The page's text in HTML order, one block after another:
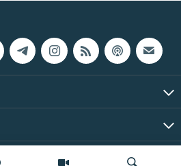
RFE/RL, Inc. | Все права защищены.